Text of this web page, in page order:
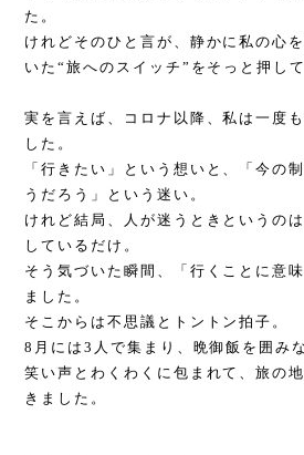
た。
けれどそのひと言が、静かに私の心
いた“旅へのスイッチ”をそっと押し
実を言えば、コロナ以降、私は一度
した。
「行きたい」という想いと、「今の
うだろう」という迷い。
けれど結局、人が迷うときというの
しているだけ。
そう気づいた瞬間、「行くことに意
ました。
そこからは不思議とトントン拍子。
8月には3人で集まり、晩御飯を囲み
笑い声とわくわくに包まれて、旅の
きました。